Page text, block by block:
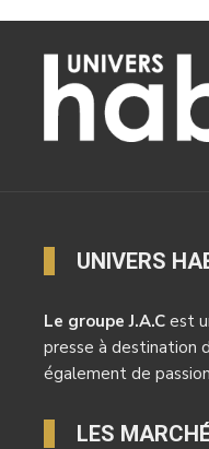
UNIVERS
Le groupe J.A.C est
presse à destination
également de
LES